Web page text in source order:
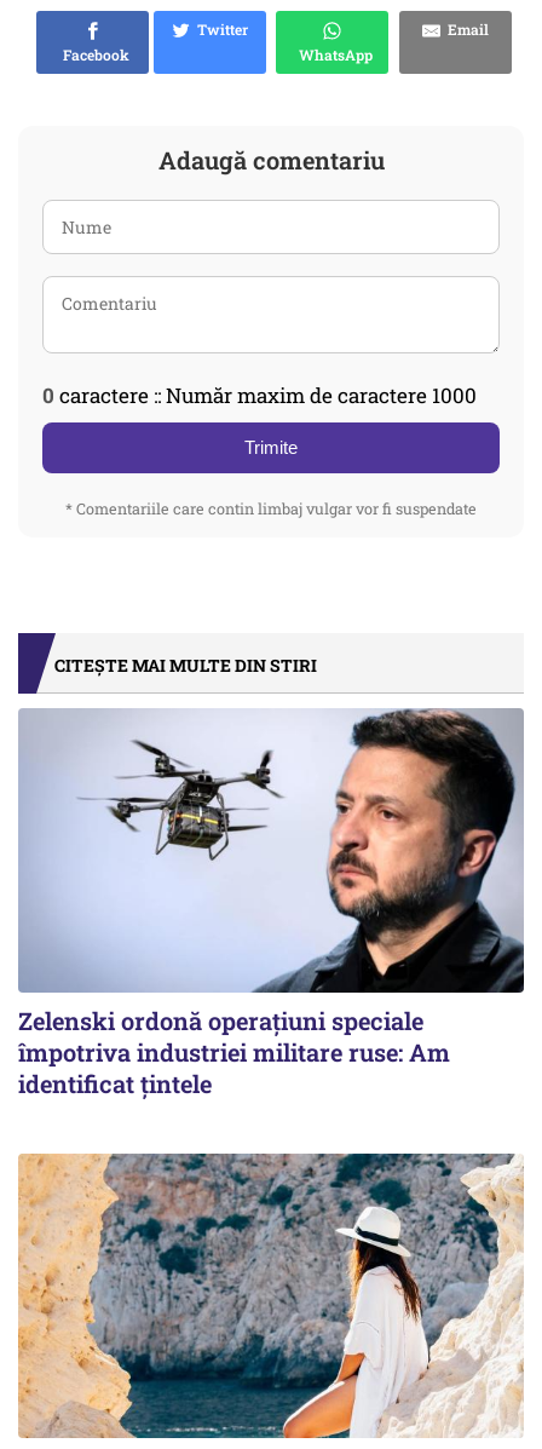
Facebook
Twitter
WhatsApp
Email
Adaugă comentariu
0 caractere :: Număr maxim de caractere 1000
Trimite
* Comentariile care contin limbaj vulgar vor fi suspendate
CITEȘTE MAI MULTE DIN STIRI
Zelenski ordonă operațiuni speciale
împotriva industriei militare ruse: Am
identificat țintele